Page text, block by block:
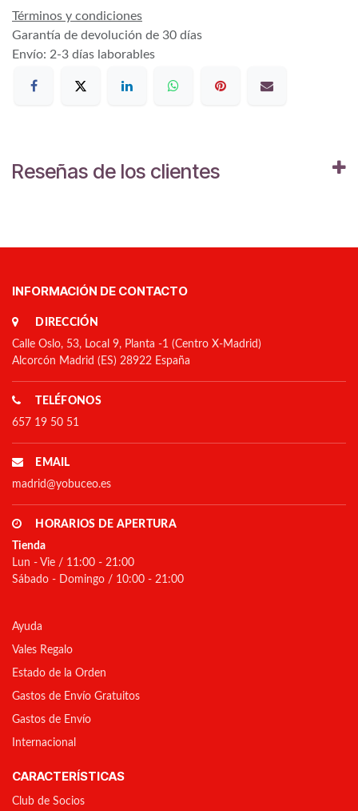
Términos y condiciones
Garantía de devolución de 30 días
Envío: 2-3 días laborables
Reseñas de los clientes
INFORMACIÓN DE CONTACTO
DIRECCIÓN
Calle Oslo, 53, Local 9, Planta -1 (Centro X-Madrid)
Alcorcón Madrid (ES) 28922 España
TELÉFONOS
657 19 50 51
EMAIL
madrid@yobuceo.es
HORARIOS DE APERTURA
Tienda
Lun - Vie / 11:00 - 21:00
Sábado - Domingo / 10:00 - 21:00
Ayuda
Vales Regalo
Estado de la Orden
Gastos de Envío Gratuitos
Gastos de Envío
Internacional
CARACTERÍSTICAS
Club de Socios